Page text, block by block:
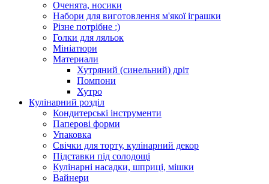
Оченята, носики
Набори для виготовлення м'якої іграшки
Різне потрібне :)
Голки для ляльок
Мініатюри
Материали
Хутряний (синельний) дріт
Помпони
Хутро
Кулінарний розділ
Кондитерські інструменти
Паперові форми
Упаковка
Свічки для торту, кулінарний декор
Підставки під солодощі
Кулінарні насадки, шприці, мішки
Вайнери